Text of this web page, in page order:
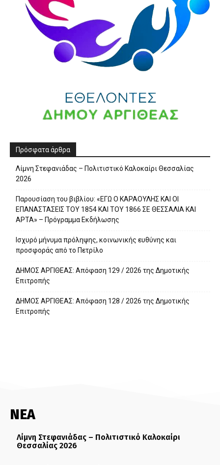
Πρόσφατα άρθρα
Λίμνη Στεφανιάδας – Πολιτιστικό Καλοκαίρι Θεσσαλίας
2026
Παρουσίαση του βιβλίου: «ΕΓΩ Ο ΚΑΡΑΟΥΛΗΣ ΚΑΙ ΟΙ
ΕΠΑΝΑΣΤΑΣΕΙΣ ΤΟΥ 1854 ΚΑΙ ΤΟΥ 1866 ΣΕ ΘΕΣΣΑΛΙΑ ΚΑΙ
ΑΡΤΑ» – Πρόγραμμα Εκδήλωσης
Ισχυρό μήνυμα πρόληψης, κοινωνικής ευθύνης και
προσφοράς από το Πετρίλο
ΔΗΜΟΣ ΑΡΓΙΘΕΑΣ: Απόφαση 129 / 2026 της Δημοτικής
Επιτροπής
ΔΗΜΟΣ ΑΡΓΙΘΕΑΣ: Απόφαση 128 / 2026 της Δημοτικής
Επιτροπής
ΝΕΑ
Λίμνη Στεφανιάδας – Πολιτιστικό Καλοκαίρι
Θεσσαλίας 2026